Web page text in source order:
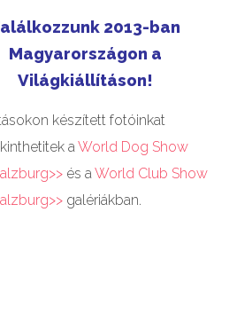
2013-ban
Magyarországon a
Világkiállításon!
készített fotóinkat
aWorld Dog Show
és aWorld Club Show
galériákban.